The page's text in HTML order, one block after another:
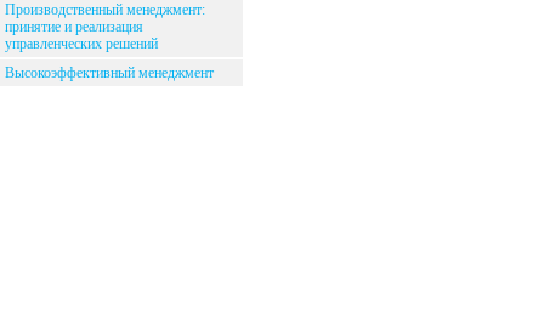
Производственный менеджмент:
принятие и реализация
управленческих решений
Высокоэффективный менеджмент